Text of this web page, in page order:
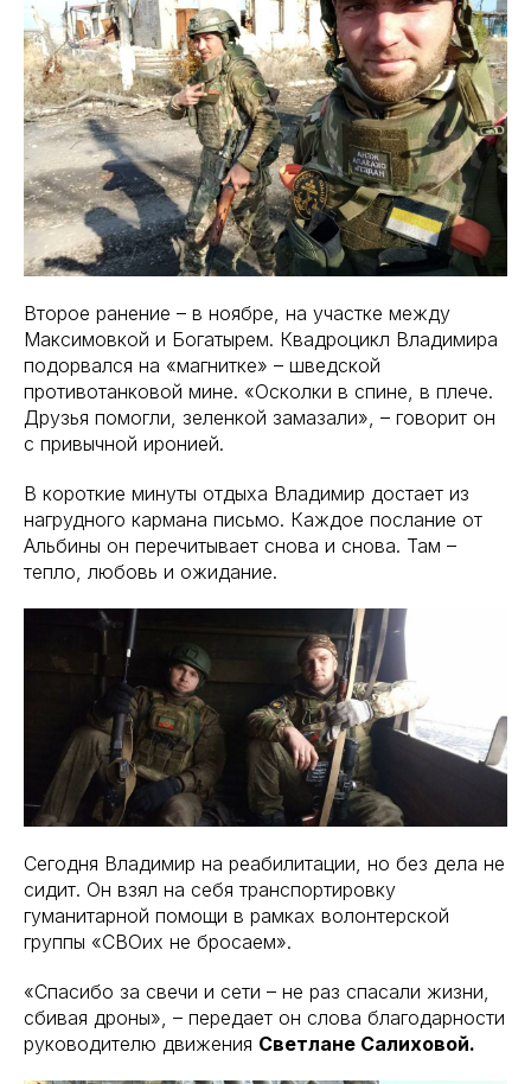
Второе ранение – в ноябре, на участке между
Максимовкой и Богатырем. Квадроцикл Владимира
подорвался на «магнитке» – шведской
противотанковой мине. «Осколки в спине, в плече.
Друзья помогли, зеленкой замазали», – говорит он
с привычной иронией.
В короткие минуты отдыха Владимир достает из
нагрудного кармана письмо. Каждое послание от
Альбины он перечитывает снова и снова. Там –
тепло, любовь и ожидание.
Сегодня Владимир на реабилитации, но без дела не
сидит. Он взял на себя транспортировку
гуманитарной помощи в рамках волонтерской
группы «СВОих не бросаем».
«Спасибо за свечи и сети – не раз спасали жизни,
сбивая дроны», – передает он слова благодарности
руководителю движения Светлане Салиховой.